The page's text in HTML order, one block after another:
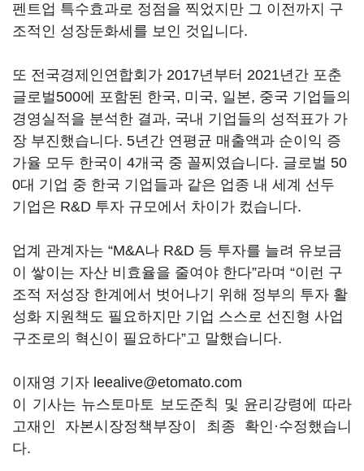
펜트업 특수효과로 정점을 찍었지만 그 이전까지 구
조적인 성장둔화세를 보인 것입니다.
또 전국경제인연합회가 2017년부터 2021년간 포춘
글로벌500에 포함된 한국, 미국, 일본, 중국 기업들의
경영실적을 분석한 결과, 국내 기업들의 성적표가 가
장 부진했습니다. 5년간 연평균 매출액과 순이익 증
가율 모두 한국이 4개국 중 꼴찌였습니다. 글로벌 50
0대 기업 중 한국 기업들과 같은 업종 내 세계 선두
기업은 R&D 투자 규모에서 차이가 컸습니다.
업계 관계자는 “M&A나 R&D 등 투자를 늘려 유보금
이 쌓이는 자산 비효율을 줄여야 한다”라며 “이런 구
조적 저성장 한계에서 벗어나기 위해 정부의 투자 활
성화 지원책도 필요하지만 기업 스스로 선진형 사업
구조로의 혁신이 필요하다”고 말했습니다.
이재영 기자 leealive@etomato.com
이 기사는 뉴스토마토 보도준칙 및 윤리강령에 따라
고재인 자본시장정책부장이 최종 확인·수정했습니
다.